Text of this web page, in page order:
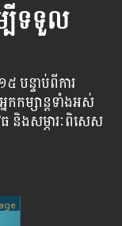
បីទទួល
បន្ទាប់​​ពី​​ការ
ក​​កម្សាន្ដ​​ទាំង​​អស់​​
និង​​សម្ភារៈ​ពិសេស​